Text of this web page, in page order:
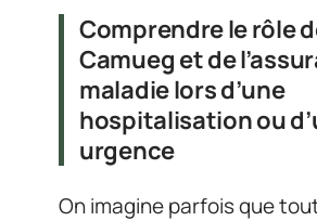
Comprendre le rôle
Camueg et de
maladie lors d’une
hospitalisation ou
urgence
On imagine parfois que